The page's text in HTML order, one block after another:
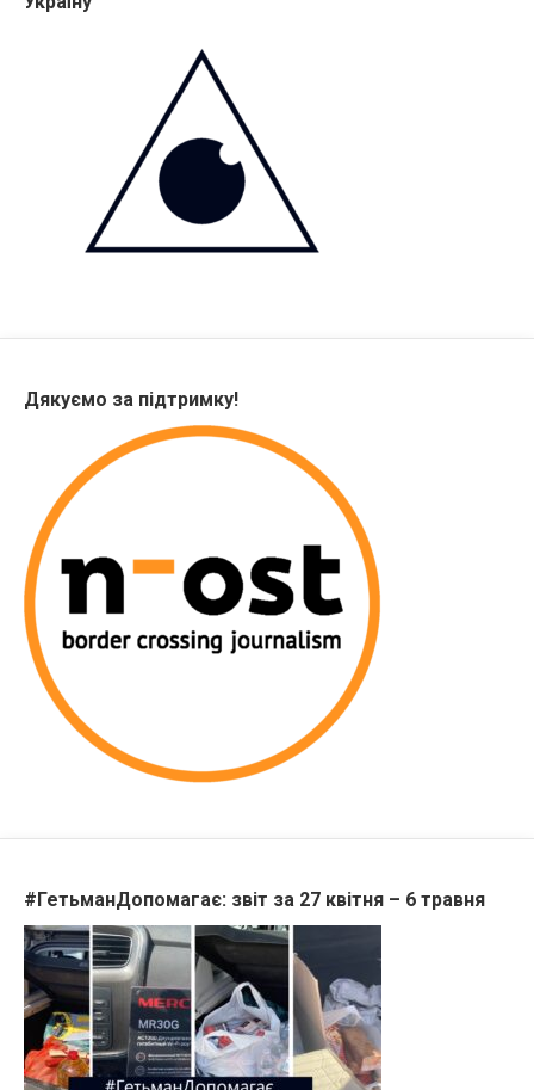
Дякуємо за підтримку!
#ГетьманДопомагає: звіт за 27 квітня – 6 травня